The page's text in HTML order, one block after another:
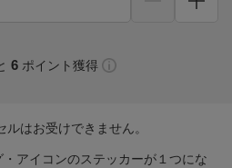
6 ポイント獲得
はお受けできません。
アイコンのステッカーが１つにな